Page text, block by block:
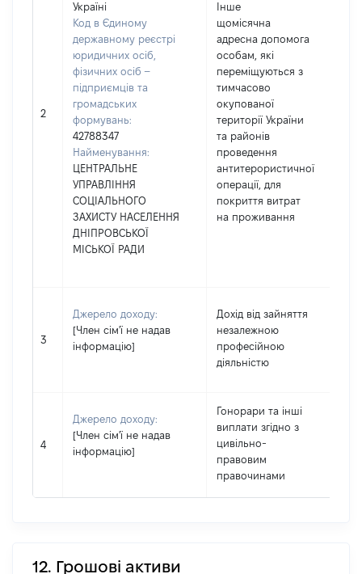
2
Україні
Код в Єдиному
державному реєстрі
юридичних осіб,
фізичних осіб –
підприємців та
громадських
формувань:
42788347
Найменування:
ЦЕНТРАЛЬНЕ
УПРАВЛІННЯ
СОЦІАЛЬНОГО
ЗАХИСТУ НАСЕЛЕННЯ
ДНІПРОВСЬКОЇ
МІСЬКОЇ РАДИ
Інше
щомісячна
адресна допомога
особам, які
переміщуються з
тимчасово
окупованої
території України
та районів
проведення
антитерористичної
операції, для
покриття витрат
на проживання
3
Джерело доходу:
[Член сім'ї не надав
інформацію]
Дохід від зайняття
незалежною
професійною
діяльністю
4
Джерело доходу:
[Член сім'ї не надав
інформацію]
Гонорари та інші
виплати згідно з
цивільно-
правовим
правочинами
12. Грошові активи